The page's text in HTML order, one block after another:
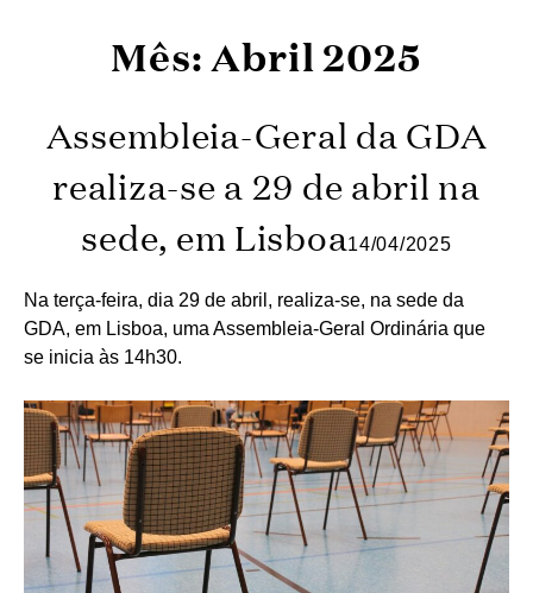
Mês:Abril 2025
Assembleia-Geral da GDA
realiza-se a 29 de abril na
sede, em Lisboa14/04/2025
Na terça-feira, dia 29 de abril, realiza-se, na sede da
GDA, em Lisboa, uma Assembleia-Geral Ordinária que
se inicia às 14h30.